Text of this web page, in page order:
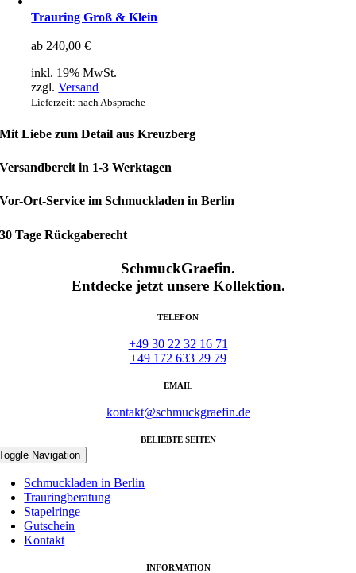
Trauring Groß & Klein
ab 240,00€
inkl. 19% MwSt.
zzgl.Versand
Lieferzeit: nach Absprache
Mit Liebe zum Detail aus Kreuzberg
Versandbereit in 1-3 Werktagen
Vor-Ort-Service im Schmuckladen in Berlin
30 Tage Rückgaberecht
SchmuckGraefin.
Entdecke jetzt unsere Kollektion.
TELEFON
+49 30 22 32 16 71
+49 172 633 29 79
EMAIL
kontakt@schmuckgraefin.de
BELIEBTE SEITEN
Navigation
Schmuckladen in Berlin
Trauringberatung
Stapelringe
Gutschein
Kontakt
INFORMATION